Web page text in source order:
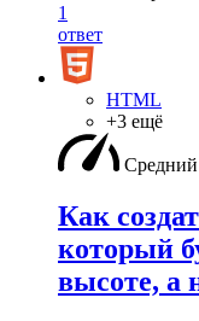
1
ответ
HTML
+3 ещё
Средний
Как
который
высоте, а